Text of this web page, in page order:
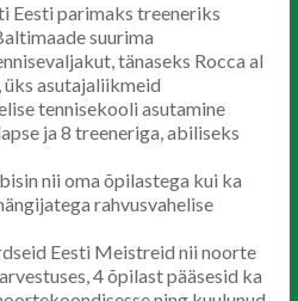
Eesti parimaks treeneriks
suurima
tänaseks Rocca al
üks asutajaliikmeid
tennisekooli asutamine
ja 8 treeneriga, abiliseks
nii oma õpilastega kui ka
rahvusvahelise
Eesti Meistreid nii noorte
4 õpilast pääsesid ka